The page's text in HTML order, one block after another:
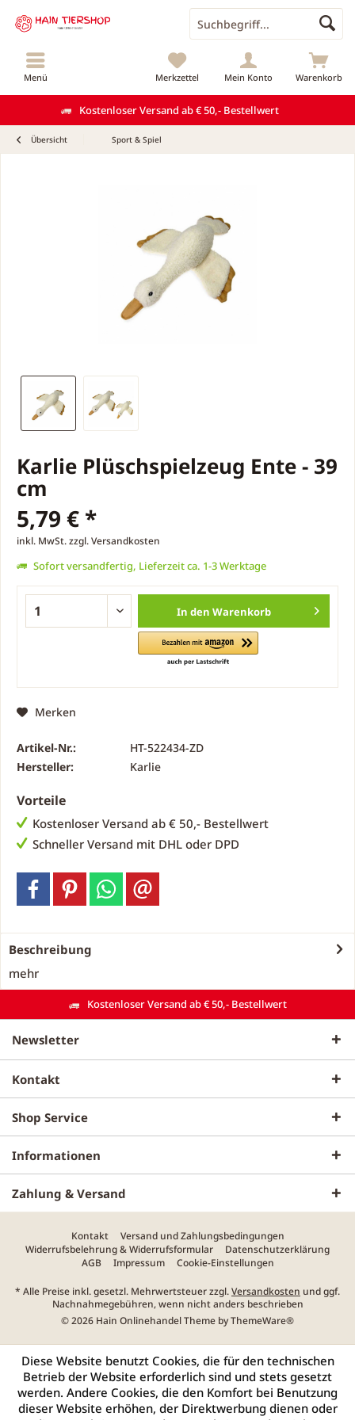
Kostenloser Versand ab € 50,- Bestellwert
Menü Warenkorb
Merkzettel Mein Konto
Übersicht Sport & Spiel
Karlie Plüschspielzeug Ente - 39
cm
5,79 € *
inkl. MwSt.zzgl. Versandkosten
Sofort versandfertig, Lieferzeit ca. 1-3 Werktage
In den Warenkorb
Merken
Artikel-Nr.:
HT-522434-ZD
Hersteller:
Karlie
Vorteile
Kostenloser Versand ab € 50,- Bestellwert
Schneller Versand mit DHL oder DPD
Beschreibung
mehr
Kostenloser Versand ab € 50,- Bestellwert
Newsletter
Kontakt
Shop Service
Informationen
Zahlung & Versand
Kontakt
Versand und Zahlungsbedingungen
Widerrufsbelehrung & Widerrufsformular
Datenschutzerklärung
AGB
Impressum Cookie-Einstellungen
* Alle Preise inkl. gesetzl. Mehrwertsteuer zzgl.Versandkosten und ggf.
Nachnahmegebühren, wenn nicht anders beschrieben
© 2026 Hain Onlinehandel Theme byThemeWare®
Diese Website benutzt Cookies, die für den technischen
Betrieb der Website erforderlich sind und stets gesetzt
werden. Andere Cookies, die den Komfort bei Benutzung
dieser Website erhöhen, der Direktwerbung dienen oder